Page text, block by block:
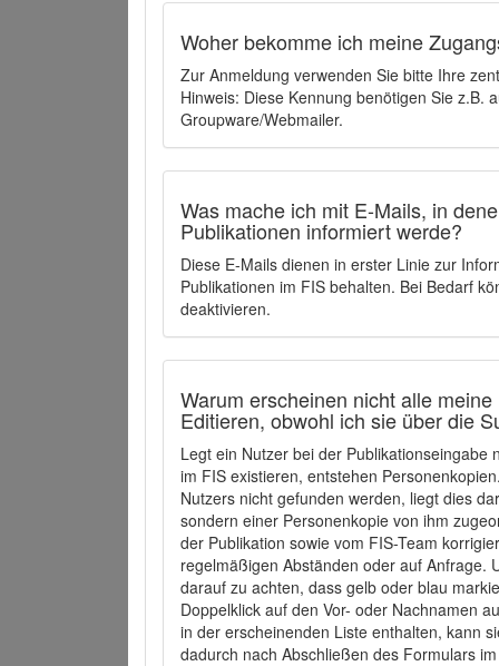
Woher bekomme ich meine
Zur Anmeldung verwenden Sie bitte Ihre
Hinweis: Diese Kennung benötigen Sie z.B.
Groupware/Webmailer.
Was mache ich mit E-Mails, in
Publikationen informiert werde?
Diese E-Mails dienen in erster Linie zur
Publikationen im FIS behalten. Bei Bedarf
deaktivieren.
Warum erscheinen nicht alle
Editieren, obwohl ich sie über die
Legt ein Nutzer bei der
im FIS existieren, entstehen
Nutzers nicht gefunden werden, liegt dies
sondern einer Personenkopie von ihm
der Publikation sowie vom FIS-Team
regelmäßigen Abständen oder auf Anfrage.
darauf zu achten, dass gelb oder blau
Doppelklick auf den Vor- oder Nachnamen
in der erscheinenden Liste enthalten, kann
dadurch nach Abschließen des Formulars